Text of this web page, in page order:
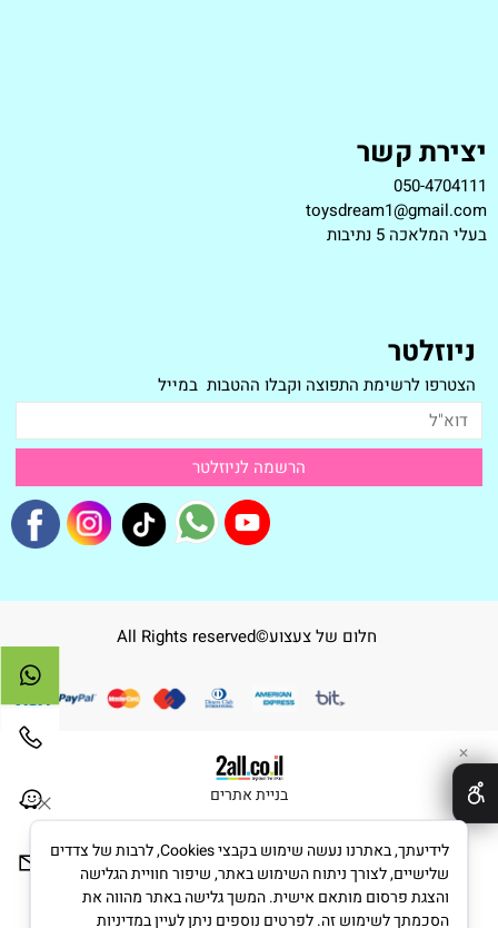
יצירת קשר
050-4704111
toysdream1@gmail.com
בעלי המלאכה 5 נתיבות
ניוזלטר
הצטרפו לרשימת התפוצה וקבלו ההטבות במייל
חלום של צעצוע©All Rights reserved
בניית אתרים
✕
לידיעתך, באתרנו נעשה שימוש בקבצי Cookies, לרבות של צדדים
שלישיים, לצורך ניתוח השימוש באתר, שיפור חוויית הגלישה
והצגת פרסום מותאם אישית. המשך גלישה באתר מהווה את
הסכמתך לשימוש זה. לפרטים נוספים ניתן לעיין במדיניות